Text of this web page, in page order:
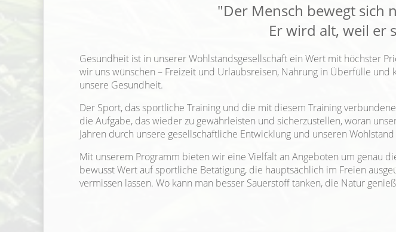
"Der Mensch bewegt sich
Er wird alt, weil er
Gesundheit ist in unserer Wohlstandsgesellschaft ein Wert mit höchster
wir uns wünschen – Freizeit und Urlaubsreisen, Nahrung in Überfülle
unsere Gesundheit.
Der Sport, das sportliche Training und die mit diesem Training
die Aufgabe, das wieder zu gewährleisten und sicherzustellen, woran
Jahren durch unsere gesellschaftliche Entwicklung und unseren
Mit unserem Programm bieten wir eine Vielfalt an Angeboten um genau
bewusst Wert auf sportliche Betätigung, die hauptsächlich im Freien
vermissen lassen. Wo kann man besser Sauerstoff tanken, die Natur